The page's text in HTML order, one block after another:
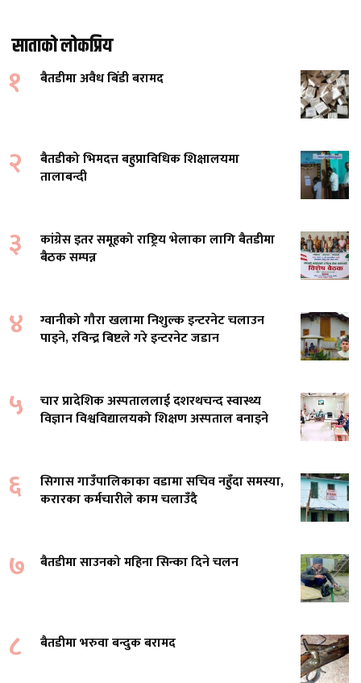
साताको लोकप्रिय
१ बैतडीमा अवैध बिँडी बरामद
२
बैतडीको भिमदत्त बहुप्राविधिक शिक्षालयमा
तालाबन्दी
३
कांग्रेस इतर समूहको राष्ट्रिय भेलाका लागि बैतडीमा
बैठक सम्पन्न
४
ग्वानीको गौरा खलामा निशुल्क इन्टरनेट चलाउन
पाइने, रविन्द्र बिष्टले गरे इन्टरनेट जडान
५
चार प्रादेशिक अस्पताललाई दशरथचन्द स्वास्थ्य
विज्ञान विश्वविद्यालयको शिक्षण अस्पताल बनाइने
६
सिगास गाउँपालिकाका वडामा सचिव नहुँदा समस्या,
करारका कर्मचारीले काम चलाउँदै
७ बैतडीमा साउनको महिना सिन्का दिने चलन
८ बैतडीमा भरुवा बन्दुक बरामद